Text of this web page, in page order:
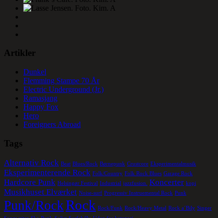
Artikler
Dunkel
Flemming Stampe 70 År
Electric Underground (Jr.)
Ramasjang
Happy Fox
Hero
Foreigners Abroad
Tags
Alternativ Rock Beat Blues/Rock Børnepunk Crustcore Eksperimentalmusik
Eksperimenterende Rock Folk/Country Folk Rock Blues Garage Rock
Hardcore Punk Helsingør Festival Industrial jazzfusion. Koncerter kopi
Musikhuset Elværket Noise-surf Progressiv Instruemental Rock Punk
Punk/RockRock Rock/Funk Rock/Heavy Metal Rock a´Bily Singer